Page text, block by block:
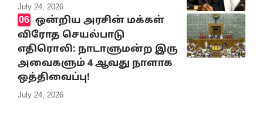
July 24, 2026
ஒன்றிய அரசின் மக்கள்
விரோத செயல்பாடு
எதிரொலி: நாடாளுமன்ற இரு
அவைகளும் 4 ஆவது நாளாக
ஒத்திவைப்பு!
July 24, 2026